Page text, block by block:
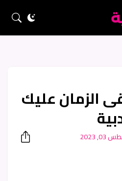
الزمان عليك
2023